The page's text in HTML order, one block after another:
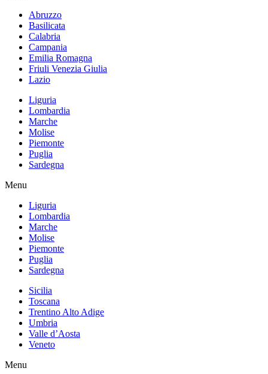
Abruzzo
Basilicata
Calabria
Campania
Emilia Romagna
Friuli Venezia Giulia
Lazio
Liguria
Lombardia
Marche
Molise
Piemonte
Puglia
Sardegna
Menu
Liguria
Lombardia
Marche
Molise
Piemonte
Puglia
Sardegna
Sicilia
Toscana
Trentino Alto Adige
Umbria
Valle d’Aosta
Veneto
Menu